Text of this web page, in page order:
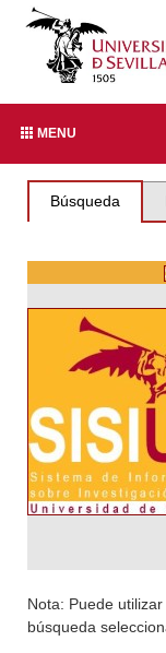
MENU
Búsqueda
Nota: Puede
búsqueda